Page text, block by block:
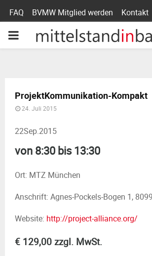
FAQ BVMW Mitglied werden Kontakt
P
M
Y
M
ProjektKommunikation-Kompakt
24. Juli 2015
22Sep.2015
von 8:30 bis 13:30
Ort: MTZ München
Anschrift: Agnes-Pockels-Bogen 1,
Website: http://project-alliance.org/
€ 129,00 zzgl. MwSt.